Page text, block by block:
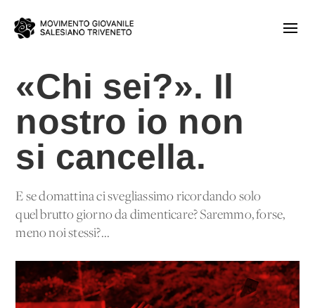
«Chi sei?». Il
nostro io non
si cancella.
E se domattina ci svegliassimo ricordando solo
quel brutto giorno da dimenticare? Saremmo, forse,
meno noi stessi?...